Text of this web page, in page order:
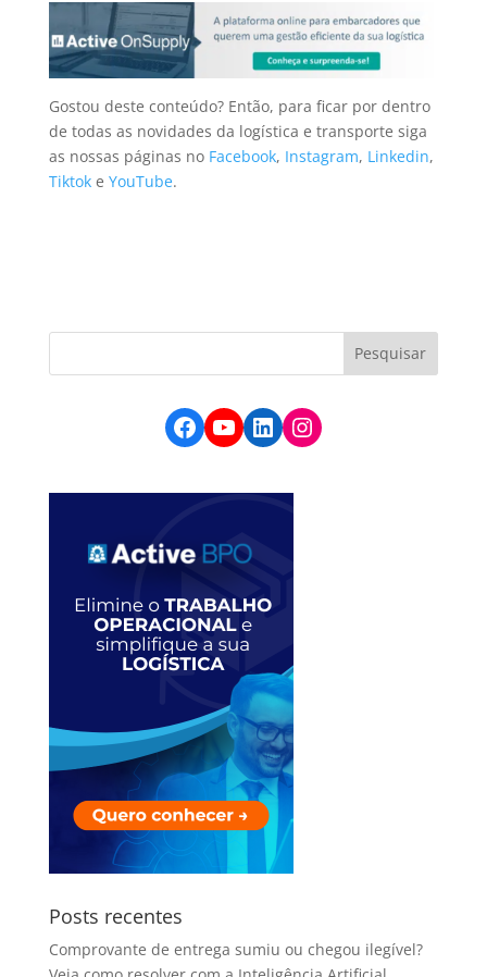
Gostou deste conteúdo? Então, para ficar por dentro
de todas as novidades da logística e transporte siga
as nossas páginas no Facebook, Instagram, Linkedin,
Tiktoke YouTube.
Facebook
YouTube
LinkedIn
Instagram
Posts recentes
Comprovante de entrega sumiu ou chegou ilegível?